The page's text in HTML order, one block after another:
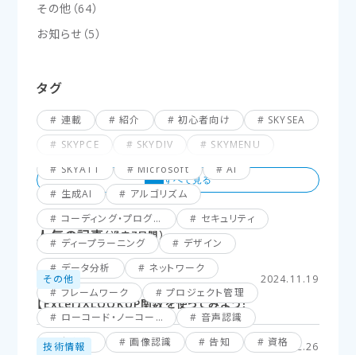
その他 （64）
お知らせ （5）
タグ
連載 紹介 初心者向け
SKYSEA
SKYPCE
SKYDIV
SKYMENU
SKYATT
Microsoft
AI
生成AI
アルゴリズム
コーディング・プログラミング
セキュリティ
ディープラーニング
デザイン
データ分析
ネットワーク
フレームワーク
プロジェクト管理
ローコード・ノーコード
音声認識
仮想化
画像認識 告知
資格
人気の記事（過去7日間）
その他 2024.11.19
【Excel】XLOOKUP関数を使ってみよう！
技術情報 2025.02.26